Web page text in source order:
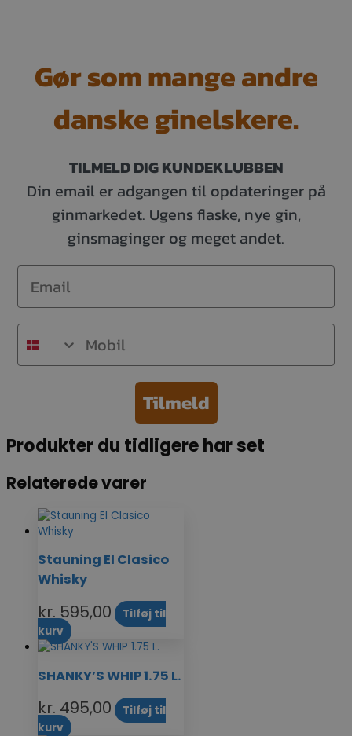
Gør som mange andre
danske ginelskere.
TILMELD DIG KUNDEKLUBBEN
Din email er adgangen til opdateringer på
ginmarkedet. Ugens flaske, nye gin,
ginsmaginger og meget andet.
Email
Mobil
Tilmeld
Produkter du tidligere har set
Relaterede varer
Stauning El Clasico
Whisky
kr. 595,00
Tilføj til
kurv
SHANKY’S WHIP 1.75 L.
kr. 495,00
Tilføj til
kurv